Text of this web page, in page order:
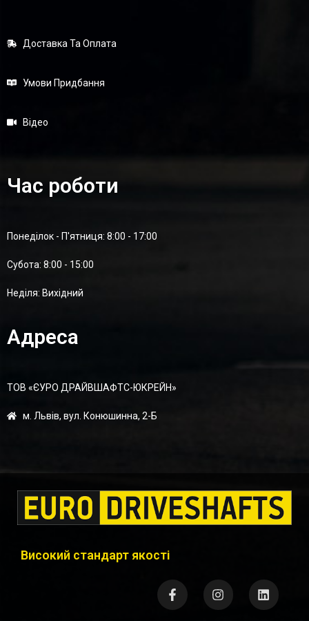
Доставка Та Оплата
Умови Придбання
Відео
Час роботи
Понеділок - П'ятниця: 8:00 - 17:00
Суботa: 8:00 - 15:00
Неділя: Вихідний
Адреса
ТОВ «ЄУРО ДРАЙВШАФТC-ЮКРЕЙН»
м. Львів, вул. Конюшинна, 2-Б
Високий стандарт якості